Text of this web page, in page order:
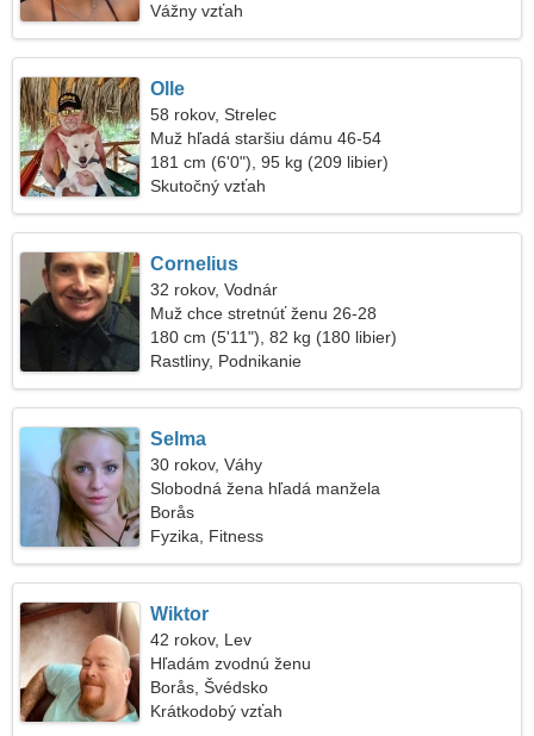
Vážny vzťah
Olle
58 rokov, Strelec
Muž hľadá staršiu dámu 46-54
181 cm (6'0"), 95 kg (209 libier)
Skutočný vzťah
Cornelius
32 rokov, Vodnár
Muž chce stretnúť ženu 26-28
180 cm (5'11"), 82 kg (180 libier)
Rastliny, Podnikanie
Selma
30 rokov, Váhy
Slobodná žena hľadá manžela
Borås
Fyzika, Fitness
Wiktor
42 rokov, Lev
Hľadám zvodnú ženu
Borås, Švédsko
Krátkodobý vzťah